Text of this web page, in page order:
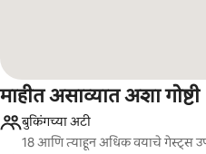
माहीत असाव्यात अशा गोष्टी
बुकिंगच्या अटी
18 आणि त्याहून अधिक वयाचे गेस्ट्स